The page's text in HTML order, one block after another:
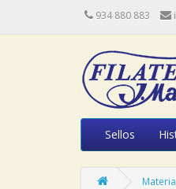
934 880 883
Sellos